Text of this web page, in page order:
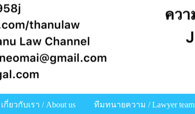
เกี่ยวกับเรา / About us ทีมทนายความ / Lawyer team